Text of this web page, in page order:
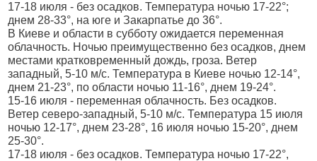
17-18 июля - без осадков. Температура ночью 17-22°;
днем 28-33°, на юге и Закарпатье до 36°.
В Киеве и области в субботу ожидается переменная
облачность. Ночью преимущественно без осадков, днем
местами кратковременный дождь, гроза. Ветер
западный, 5-10 м/с. Температура в Киеве ночью 12-14°,
днем 21-23°, по области ночью 11-16°, днем 19-24°.
15-16 июля - переменная облачность. Без осадков.
Ветер северо-западный, 5-10 м/с. Температура 15 июля
ночью 12-17°, днем 23-28°, 16 июля ночью 15-20°, днем
25-30°.
17-18 июля - без осадков. Температура ночью 17-22°,